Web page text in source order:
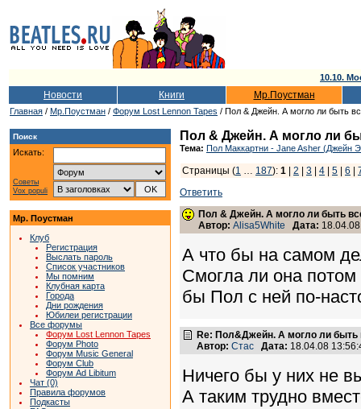
10.10.
Новости Книги Мр.Поустман
Главная / Мр.Поустман / Форум Lost Lennon Tapes / Пол & Джейн. А могло ли быть
Поиск
Искать:
Советы
Vox populi
Мр. Поустман
Клуб
Регистрация
Выслать пароль
Список участников
Мы помним
Клубная карта
Города
Дни рождения
Юбилеи регистрации
Все форумы
Форум Lost Lennon Tapes
Форум Photo
Форум Music General
Форум Club
Форум Ad Libitum
Чат (0)
Правила форумов
Подкасты
Пол & Джейн. А могло ли
Тема: Пол Маккартни - Jane Asher (Джейн
Страницы (1 … 187): 1 2 3 4 5 6
Ответить
Пол & Джейн. А могло ли быть
Автор: Alisa5White Дата:
А что бы на самом
Смогла ли она потом
бы Пол с ней по-
Re: Пол&Джейн. А могло ли быть
Автор: Стас Дата: 18.04.08
Ничего бы у них не
А таким трудно